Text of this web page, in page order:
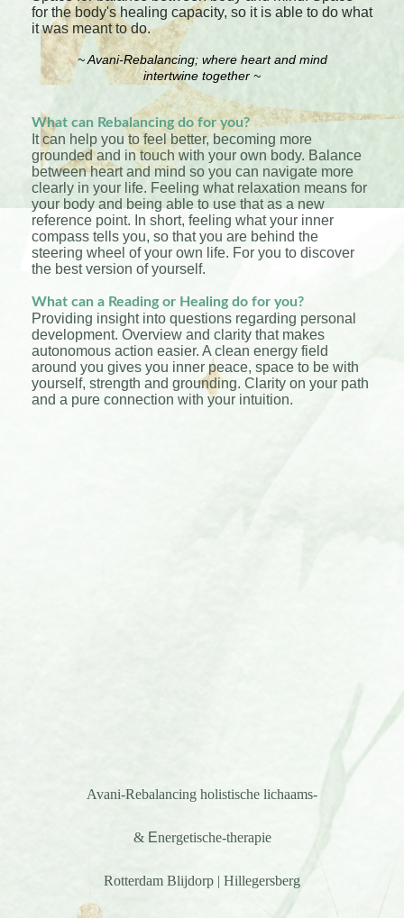
for the body's healing capacity, so it is able to do what
it was meant to do.
~ Avani-Rebalancing; where heart and mind
intertwine together ~
What can Rebalancing do for you?
It can help you to feel better, becoming more
grounded and in touch with your own body. Balance
between heart and mind so you can navigate more
clearly in your life. Feeling what relaxation means for
your body and being able to use that as a new
reference point. In short, feeling what your inner
compass tells you, so that you are behind the
steering wheel of your own life. For you to discover
the best version of yourself.
What can a Reading or Healing do for you?
Providing insight into questions regarding personal
development. Overview and clarity that makes
autonomous action easier. A clean energy field
around you gives you inner peace, space to be with
yourself, strength and grounding. Clarity on your path
and a pure connection with your intuition.
Avani-Rebalancing holistische lichaams-
& Energetische-therapie
Rotterdam Blijdorp | Hillegersberg